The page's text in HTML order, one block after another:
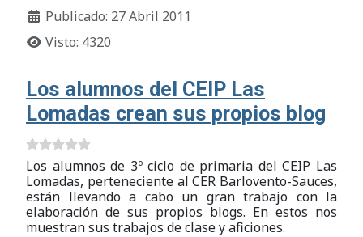
Publicado: 27 Abril 2011
Visto: 4320
Los alumnos del CEIP Las
Lomadas crean sus propios blog
Los alumnos de 3º ciclo de primaria del CEIP Las
Lomadas, perteneciente al CER Barlovento-Sauces,
están llevando a cabo un gran trabajo con la
elaboración de sus propios blogs. En estos nos
muestran sus trabajos de clase y aficiones.